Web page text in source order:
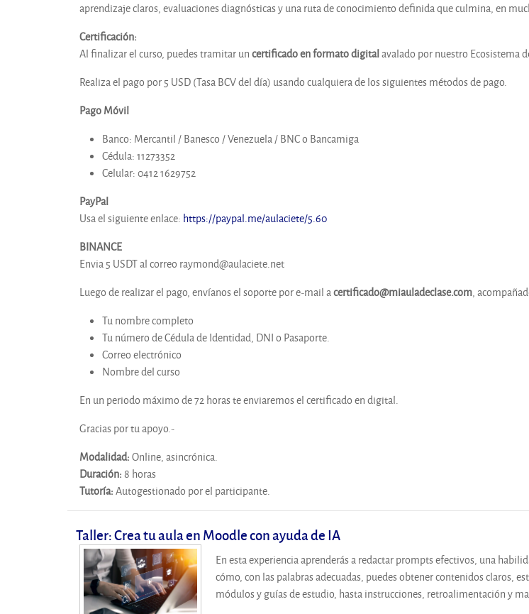
aprendizaje claros, evaluaciones diagnósticas y una ruta de conocimiento definida que culmina, en
Certificación:
Al finalizar el curso, puedes tramitar uncertificado en formato digitalavalado por nuestro Ecosistema
Realiza el pago por 5 USD (Tasa BCV del día) usando cualquiera de los siguientes métodos de pago.
Pago Móvil
Banco: Mercantil / Banesco / Venezuela / BNC o Bancamiga
Cédula: 11273352
Celular: 0412 1629752
PayPal
Usa el siguiente enlace: https://paypal.me/aulaciete/5.60
BINANCE
Envia 5 USDT al correo raymond@aulaciete.net
Luego de realizar el pago, envíanos el soporte por e-mail acertificado@miauladeclase.com,
Tu nombre completo
Tu número de Cédula de Identidad, DNI o Pasaporte.
Correo electrónico
Nombre del curso
En un periodo máximo de 72 horas te enviaremos el certificado en digital.
Gracias por tu apoyo.-
Modalidad:Online, asincrónica.
Duración:8 horas
Tutoría:Autogestionado por el participante.
Taller: Crea tu aula en Moodle con ayuda de IA
En esta experiencia aprenderás a redactar prompts efectivos, una
cómo, con las palabras adecuadas, puedes obtener contenidos claros,
módulos y guías de estudio, hasta instrucciones, retroalimentación y